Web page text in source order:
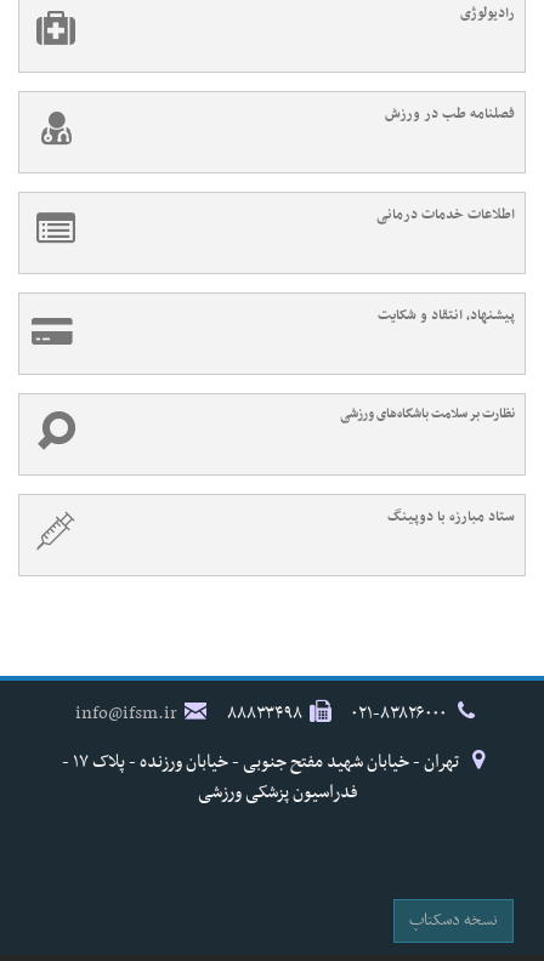
رادیولوژی
فصلنامه طب در ورزش
اطلاعات خدمات درمانی
پیشنهاد، انتقاد و شکایت
نظارت بر سلامت باشگاه‌های ورزشی
ستاد مبارزه با دوپینگ
۸۸۸۳۳۴۹۸
info@ifsm.ir
تهران - خیابان شهید مفتح جنوبی - خیابان ورزنده - پلاک ۱۷ -
فدراسیون پزشکی ورزشی
نسخه دسکتاپ